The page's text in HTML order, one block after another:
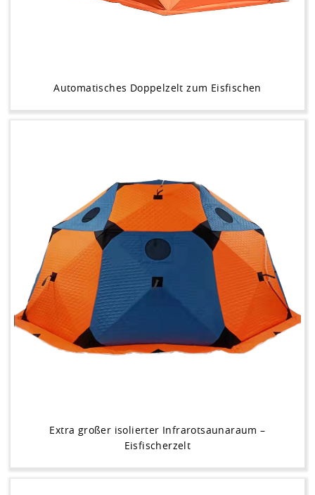
Automatisches Doppelzelt zum Eisfischen
Extra großer isolierter Infrarotsaunaraum –
Eisfischerzelt